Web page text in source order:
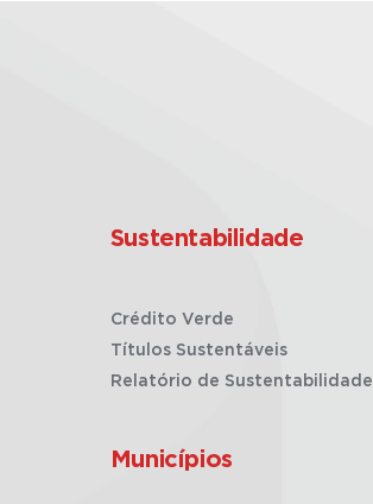
Sustentabilidade
Crédito Verde
Títulos Sustentáveis
Relatório de Sustentabilidade
Municípios